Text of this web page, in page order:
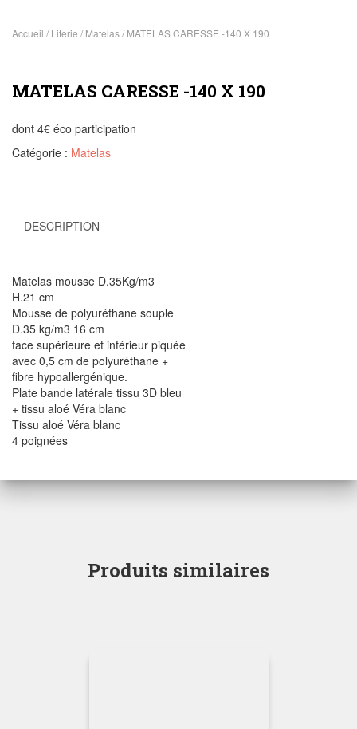
Accueil / Literie / Matelas/ MATELAS CARESSE -140 X 190
MATELAS CARESSE -140 X 190
dont 4€ éco participation
Catégorie : Matelas
DESCRIPTION
Matelas mousse D.35Kg/m3
H.21 cm
Mousse de polyuréthane souple
D.35 kg/m3 16 cm
face supérieure et inférieur piquée
avec 0,5 cm de polyuréthane +
fibre hypoallergénique.
Plate bande latérale tissu 3D bleu
+ tissu aloé Véra blanc
Tissu aloé Véra blanc
4 poignées
Produits similaires